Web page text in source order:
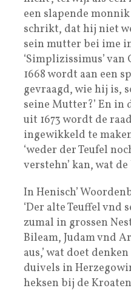
een slapende
schrikt, dat hij niet
sein mutter bei ime
‘Simplizissimus’
1668 wordt aan een
gevraagd, wie hij is,
seine Mutter?’ En in
uit 1673 wordt de
ingewikkeld te
‘weder der Teufel
verstehn’ kan, wat
In Henisch’
‘Der alte Teuffel vnd
zumal in grossen
Bileam, Judam vnd
aus,’ wat doet
duivels in
heksen bij de